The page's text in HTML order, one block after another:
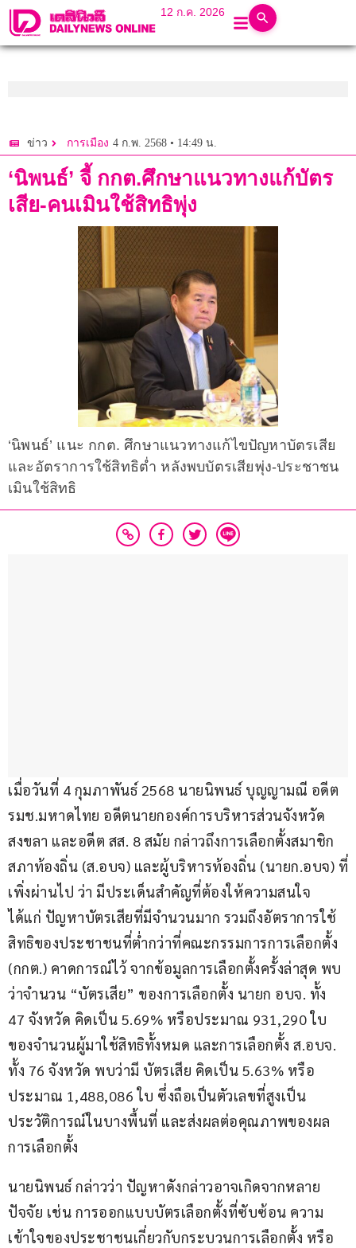
12 ก.ค. 2026
ข่าว การเมือง 4 ก.พ. 2568 • 14:49 น.
‘นิพนธ์’ จี้ กกต.ศึกษาแนวทางแก้บัตร
เสีย-คนเมินใช้สิทธิพุ่ง
‘นิพนธ์’ แนะ กกต. ศึกษาแนวทางแก้ไขปัญหาบัตรเสีย
และอัตราการใช้สิทธิต่ำ หลังพบบัตรเสียพุ่ง-ประชาชน
เมินใช้สิทธิ
เมื่อวันที่ 4 กุมภาพันธ์ 2568 นายนิพนธ์ บุญญามณี อดีต
รมช.มหาดไทย อดีตนายกองค์การบริหารส่วนจังหวัด
สงขลา และอดีต สส. 8 สมัย กล่าวถึงการเลือกตั้งสมาชิก
สภาท้องถิ่น (ส.อบจ) และผู้บริหารท้องถิ่น (นายก.อบจ) ที่
เพิ่งผ่านไป ว่า มีประเด็นสำคัญที่ต้องให้ความสนใจ
ได้แก่ ปัญหาบัตรเสียที่มีจำนวนมาก รวมถึงอัตราการใช้
สิทธิของประชาชนที่ต่ำกว่าที่คณะกรรมการการเลือกตั้ง
(กกต.) คาดการณ์ไว้ จากข้อมูลการเลือกตั้งครั้งล่าสุด พบ
ว่าจำนวน “บัตรเสีย” ของการเลือกตั้ง นายก อบจ. ทั้ง
47 จังหวัด คิดเป็น 5.69% หรือประมาณ 931,290 ใบ
ของจำนวนผู้มาใช้สิทธิทั้งหมด และการเลือกตั้ง ส.อบจ.
ทั้ง 76 จังหวัด พบว่ามี บัตรเสีย คิดเป็น 5.63% หรือ
ประมาณ 1,488,086 ใบ ซึ่งถือเป็นตัวเลขที่สูงเป็น
ประวัติการณ์ในบางพื้นที่ และส่งผลต่อคุณภาพของผล
การเลือกตั้ง
นายนิพนธ์ กล่าวว่า ปัญหาดังกล่าวอาจเกิดจากหลาย
ปัจจัย เช่น การออกแบบบัตรเลือกตั้งที่ซับซ้อน ความ
เข้าใจของประชาชนเกี่ยวกับกระบวนการเลือกตั้ง หรือ